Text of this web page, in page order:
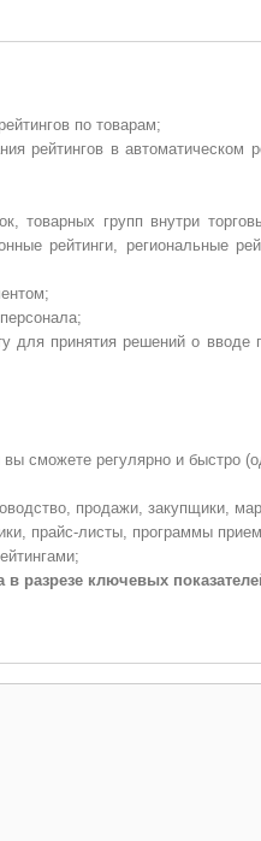
по товарам;
рейтингов в автоматическом
товарных групп внутри
рейтинги, региональные
для принятия решений о
сможете регулярно и быстро
продажи, закупщики,
прайс-листы, программы
разрезе ключевых